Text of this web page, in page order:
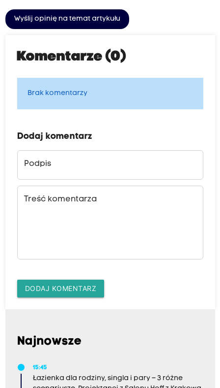
Wyślij opinię na temat artykułu
Komentarze (0)
Brak komentarzy
Dodaj komentarz
Podpis
Treść komentarza
DODAJ KOMENTARZ
Najnowsze
15:45
Łazienka dla rodziny, singla i pary – 3 różne